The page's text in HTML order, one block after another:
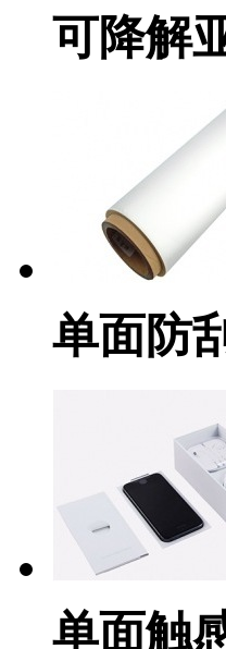
可降解
单面防
单面触